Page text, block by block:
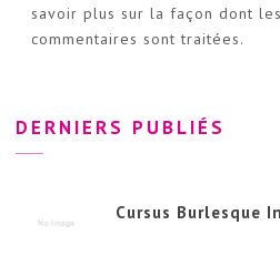
savoir plus sur la façon dont
commentaires sont traitées.
DERNIERS PUBLIÉS
Cursus Burlesque